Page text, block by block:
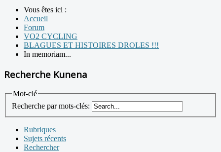
Vous êtes ici :
Accueil
Forum
VO2 CYCLING
BLAGUES ET HISTOIRES DROLES !!!
In memoriam...
Recherche Kunena
Mot-clé
Recherche par mots-clés:
Rubriques
Sujets récents
Rechercher